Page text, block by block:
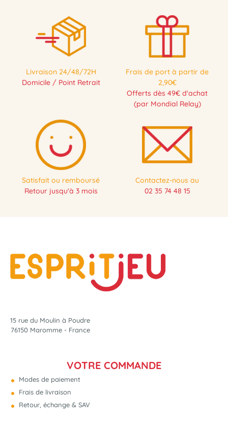
Livraison 24/48/72H
Domicile / Point Retrait
Frais de port à partir de
2,90€
Offerts dès 49€ d'achat
(par Mondial Relay)
Satisfait ou remboursé
Retour jusqu'à 3 mois
Contactez-nous au
02 35 74 48 15
15 rue du Moulin à Poudre
76150 Maromme - France
VOTRE COMMANDE
Modes de paiement
Frais de livraison
Retour, échange & SAV